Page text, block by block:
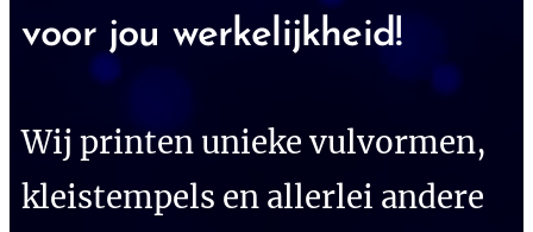
voor jou werkelijkheid! 💡
Wij printen unieke vulvormen,
kleistempels en allerlei andere